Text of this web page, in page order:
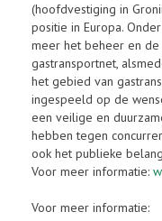
(hoofdvestiging in
positie in Europa.
meer het beheer en
gastransportnet,
het gebied van
ingespeeld op de
een veilige en
hebben tegen
ook het publieke
Voor meer informatie:
Voor meer informatie: